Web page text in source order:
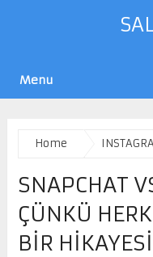
Menu
Home
SNAPCHAT
ÇÜNKÜ
BIR